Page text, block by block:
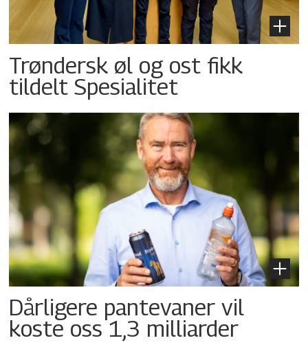
Trøndersk øl og ost fikk
tildelt Spesialitet
Dårligere pantevaner vil
koste oss 1,3 milliarder